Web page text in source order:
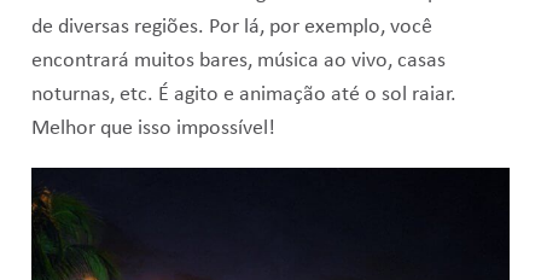
de diversas regiões. Por lá, por exemplo, você
encontrará muitos bares, música ao vivo, casas
noturnas, etc. É agito e animação até o sol raiar.
Melhor que isso impossível!